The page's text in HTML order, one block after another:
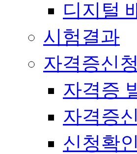
디지털
시험결과
자격증신청
자격증
자격증
신청확